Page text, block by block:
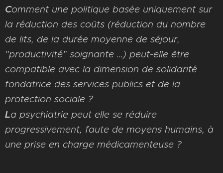
Comment une politique basée uniquement sur
la réduction des coûts (réduction du nombre
de lits, de la durée moyenne de séjour,
"productivité" soignante ...) peut-elle être
compatible avec la dimension de solidarité
fondatrice des services publics et de la
protection sociale ?
La psychiatrie peut elle se réduire
progressivement, faute de moyens humains, à
une prise en charge médicamenteuse ?